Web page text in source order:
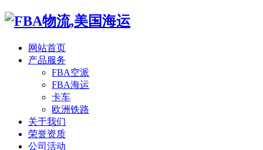
网站首页
产品服务
FBA空派
FBA海运
卡车
欧洲铁路
关于我们
荣誉资质
公司活动